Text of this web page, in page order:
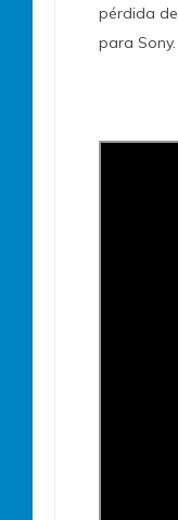
pérdida
para Sony.